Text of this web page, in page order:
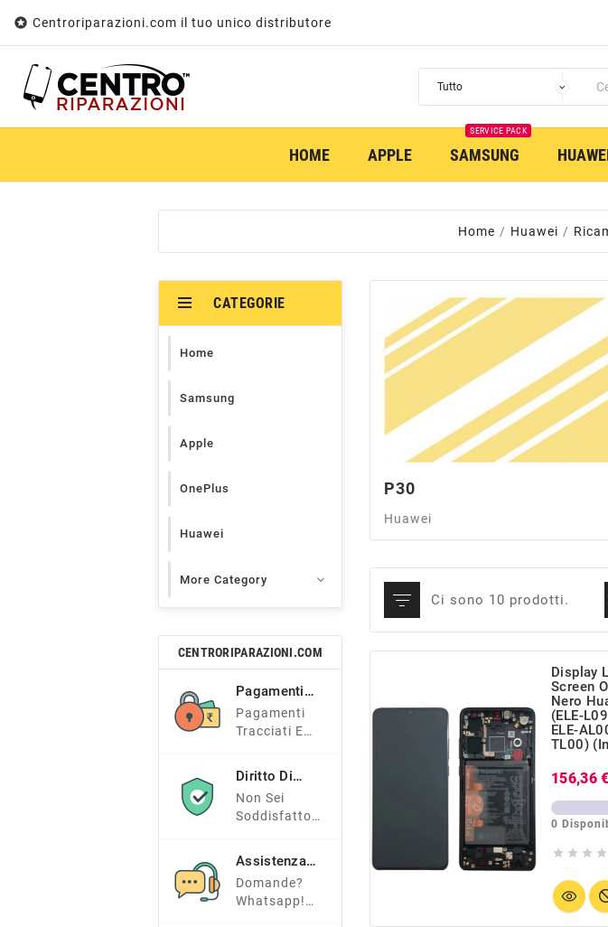
 Centroriparazioni.com il tuo unico distributore
HOME APPLE SAMSUNG
SERVICE PACK
Home Huawei
CATEGORIE
Home
Samsung
Apple
OnePlus
Huawei
More Category 
CENTRORIPARAZIONI.COM
Pagamenti
Sicuri
Pagamenti
Tracciati E
Diritto Di
Recesso
Non Sei
Soddisfatto?
Assistenza
Clienti
Domande?
Whatsapp!
P30
Huawei
Ci sono 10 prodotti.
Display
Screen
Nero
(ELE-
ELE-
TL00)
156,36 €
0
   